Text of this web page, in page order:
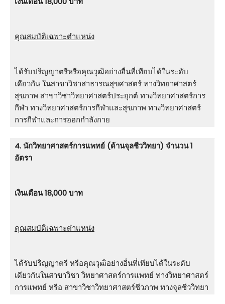
คุณสมบัติเฉพาะตำแหน่ง
ได้รับปริญญาตรีหรือคุณวุฒิอย่างอื่นที่เทียบได้ในระดับ
เดียวกัน ในสาขาวิชาสาธารณสุขศาสตร์ ทางวิทยาศาสตร์
สุขภาพ สาขาวิชาวิทยาศาสตร์ประยุกต์ ทางวิทยาศาสตร์การ
กีฬา ทางวิทยาศาสตร์การกีฬาและสุขภาพ ทางวิทยาศาสตร์
การกีฬาและการออกกําลังกาย
4. นักวิทยาศาสตร์การแพทย์ (ด้านจุลชีววิทยา) จำนวน 1
อัตรา
เงินเดือน 18,000 บาท
คุณสมบัติเฉพาะตำแหน่ง
ได้รับปริญญาตรี หรือคุณวุฒิอย่างอื่นที่เทียบได้ในระดับ
เดียวกันในสาขาวิชา วิทยาศาสตร์การแพทย์ ทางวิทยาศาสตร์
การแพทย์ หรือ สาขาวิชาวิทยาศาสตร์ชีวภาพ ทางจุลชีววิทยา